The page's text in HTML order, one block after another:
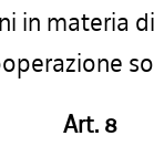
in materia
Art. 8